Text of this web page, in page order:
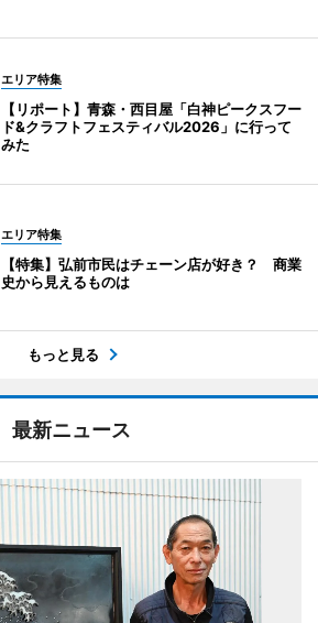
エリア特集
【リポート】青森・西目屋「白神ピークスフー
ド&クラフトフェスティバル2026」に行って
みた
エリア特集
【特集】弘前市民はチェーン店が好き？ 商業
史から見えるものは
もっと見る
最新ニュース